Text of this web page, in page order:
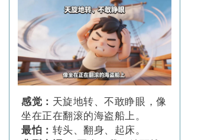
感觉： 天旋地转、不敢睁眼，像
坐在正在翻滚的海盗船上。
最怕： 转头、翻身、起床。